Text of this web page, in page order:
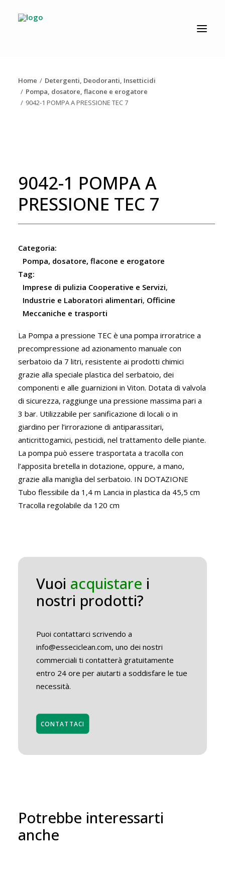
AZIENDA
NEWS
Ricerca
Home
Detergenti, Deodoranti, Insetticidi
Pompa, dosatore, flacone e erogatore
9042-1 POMPA A PRESSIONE TEC 7
9042-1 POMPA A
PRESSIONE TEC 7
Categoria:
Pompa, dosatore, flacone e erogatore
Tag:
Imprese di pulizia Cooperative e Servizi,
Industrie e Laboratori alimentari, Officine
Meccaniche e trasporti
La Pompa a pressione TEC è una pompa irroratrice a
precompressione ad azionamento manuale con
serbatoio da 7 litri, resistente ai prodotti chimici
grazie alla speciale plastica del serbatoio, dei
componenti e alle guarnizioni in Viton. Dotata di valvola
di sicurezza, raggiunge una pressione massima pari a
3 bar. Utilizzabile per sanificazione di locali o in
giardino per l’irrorazione di antiparassitari,
anticrittogamici, pesticidi, nel trattamento delle piante.
La pompa può essere trasportata a tracolla con
l’apposita bretella in dotazione, oppure, a mano,
grazie alla maniglia del serbatoio. IN DOTAZIONE
Tubo flessibile da 1,4 m Lancia in plastica da 45,5 cm
Tracolla regolabile da 120 cm
Vuoi acquistare i
nostri prodotti?
Puoi contattarci scrivendo a
info@esseciclean.com, uno dei nostri
commerciali ti contatterà gratuitamente
entro 24 ore per aiutarti a soddisfare le tue
necessità.
CONTATTACI
Potrebbe interessarti
anche